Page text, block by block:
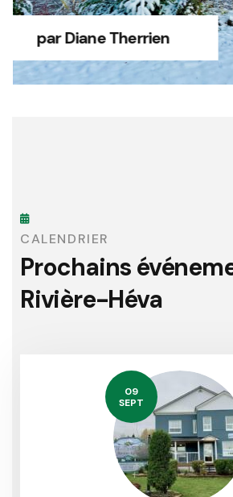
par Diane Therrien
CALENDRIER
Prochains
Rivière-Héva
09
SEPT